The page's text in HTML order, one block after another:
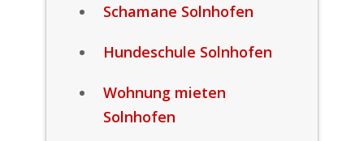
Schamane Solnhofen
Hundeschule Solnhofen
Wohnung mieten
Solnhofen